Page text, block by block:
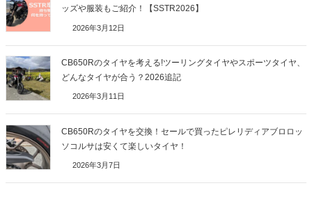
ッズや服装もご紹介！【SSTR2026】
2026年3月12日
CB650Rのタイヤを考える!ツーリングタイヤやスポーツタイヤ、
どんなタイヤが合う？2026追記
2026年3月11日
CB650Rのタイヤを交換！セールで買ったピレリディアブロロッ
ソコルサは安くて楽しいタイヤ！
2026年3月7日